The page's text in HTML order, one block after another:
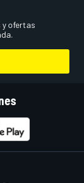
y ofertas